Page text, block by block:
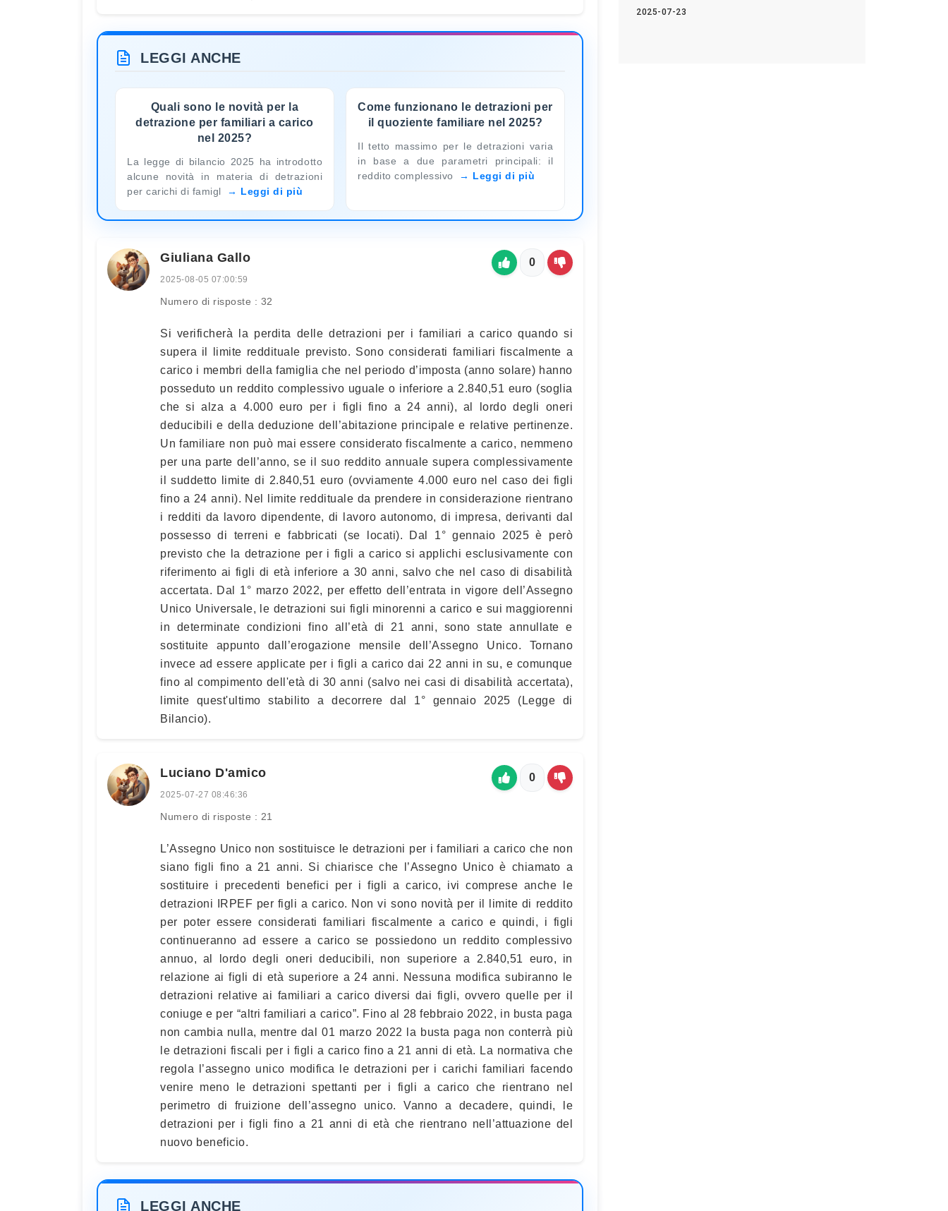
LEGGI ANCHE
Quali sono le novità per la
detrazione per familiari a carico
nel 2025?
La legge di bilancio 2025 ha introdotto
alcune novità in materia di detrazioni
per carichi di famigl
Leggi di più
Come funzionano le detrazioni per
il quoziente familiare nel 2025?
Il tetto massimo per le detrazioni varia
in base a due parametri principali: il
reddito complessivo
Leggi di più
Giuliana Gallo
2025-08-05 07:00:59
Numero di risposte : 32
0
Si verificherà la perdita delle detrazioni per i familiari a carico quando si
supera il limite reddituale previsto. Sono considerati familiari fiscalmente a
carico i membri della famiglia che nel periodo d’imposta (anno solare) hanno
posseduto un reddito complessivo uguale o inferiore a 2.840,51 euro (soglia
che si alza a 4.000 euro per i figli fino a 24 anni), al lordo degli oneri
deducibili e della deduzione dell’abitazione principale e relative pertinenze.
Un familiare non può mai essere considerato fiscalmente a carico, nemmeno
per una parte dell’anno, se il suo reddito annuale supera complessivamente
il suddetto limite di 2.840,51 euro (ovviamente 4.000 euro nel caso dei figli
fino a 24 anni). Nel limite reddituale da prendere in considerazione rientrano
i redditi da lavoro dipendente, di lavoro autonomo, di impresa, derivanti dal
possesso di terreni e fabbricati (se locati). Dal 1° gennaio 2025 è però
previsto che la detrazione per i figli a carico si applichi esclusivamente con
riferimento ai figli di età inferiore a 30 anni, salvo che nel caso di disabilità
accertata. Dal 1° marzo 2022, per effetto dell’entrata in vigore dell’Assegno
Unico Universale, le detrazioni sui figli minorenni a carico e sui maggiorenni
in determinate condizioni fino all’età di 21 anni, sono state annullate e
sostituite appunto dall’erogazione mensile dell’Assegno Unico. Tornano
invece ad essere applicate per i figli a carico dai 22 anni in su, e comunque
fino al compimento dell'età di 30 anni (salvo nei casi di disabilità accertata),
limite quest'ultimo stabilito a decorrere dal 1° gennaio 2025 (Legge di
Bilancio).
Luciano D'amico
2025-07-27 08:46:36
Numero di risposte : 21
0
L’Assegno Unico non sostituisce le detrazioni per i familiari a carico che non
siano figli fino a 21 anni. Si chiarisce che l’Assegno Unico è chiamato a
sostituire i precedenti benefici per i figli a carico, ivi comprese anche le
detrazioni IRPEF per figli a carico. Non vi sono novità per il limite di reddito
per poter essere considerati familiari fiscalmente a carico e quindi, i figli
continueranno ad essere a carico se possiedono un reddito complessivo
annuo, al lordo degli oneri deducibili, non superiore a 2.840,51 euro, in
relazione ai figli di età superiore a 24 anni. Nessuna modifica subiranno le
detrazioni relative ai familiari a carico diversi dai figli, ovvero quelle per il
coniuge e per “altri familiari a carico”. Fino al 28 febbraio 2022, in busta paga
non cambia nulla, mentre dal 01 marzo 2022 la busta paga non conterrà più
le detrazioni fiscali per i figli a carico fino a 21 anni di età. La normativa che
regola l’assegno unico modifica le detrazioni per i carichi familiari facendo
venire meno le detrazioni spettanti per i figli a carico che rientrano nel
perimetro di fruizione dell’assegno unico. Vanno a decadere, quindi, le
detrazioni per i figli fino a 21 anni di età che rientrano nell’attuazione del
nuovo beneficio.
LEGGI ANCHE
2025-07-23